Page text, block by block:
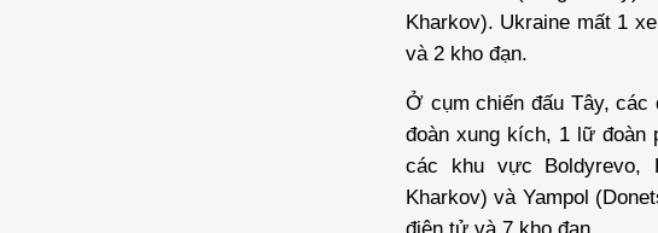
Kharkov). Ukraine mất 1
và 2 kho đạn.
Ở cụm chiến đấu Tây,
đoàn xung kích, 1 lữ đoàn
các khu vực Boldyrevo,
Kharkov) và Yampol
điện tử và 7 kho đạn.